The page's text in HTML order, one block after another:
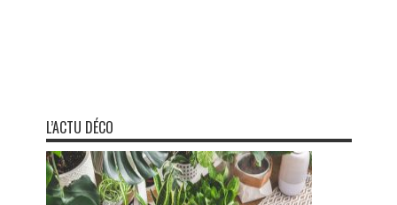
L’ACTU DÉCO